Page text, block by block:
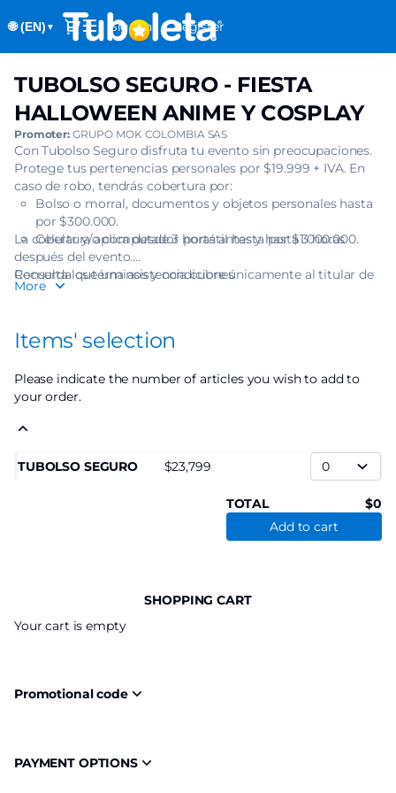
🌐 (EN) ▼ Dialog
Sign in Register
selection
FIESTA
HALLOWEEN
ANIME
COSPLAY]
Tuboleta.com
TUBOLSO
-
FIESTA
HALLOWEEN
ANIME
COSPLAY
TUBOLSO SEGURO - FIESTA
HALLOWEEN ANIME Y COSPLAY
Promoter: GRUPO MOK COLOMBIA SAS
Con Tubolso Seguro disfruta tu evento sin preocupaciones.
Protege tus pertenencias personales por $19.999 + IVA. En
caso de robo, tendrás cobertura por:
Bolso o morral, documentos y objetos personales hasta
por $300.000.
Celular y/o computador portátil hasta por $1.000.000.
La cobertura aplica desde 3 horas antes y hasta 3 horas
después del evento.
Recuerda que una asistencia cubre únicamente al titular de
una (1) boleta.
Consulta los términos y condiciones
More
Items' selection
Please indicate the number of articles you wish to add to
your order.
TUBOLSO SEGURO 23,799
TOTAL
0
Add to cart
SHOPPING CART
Your cart is empty
Promotional code
PAYMENT OPTIONS